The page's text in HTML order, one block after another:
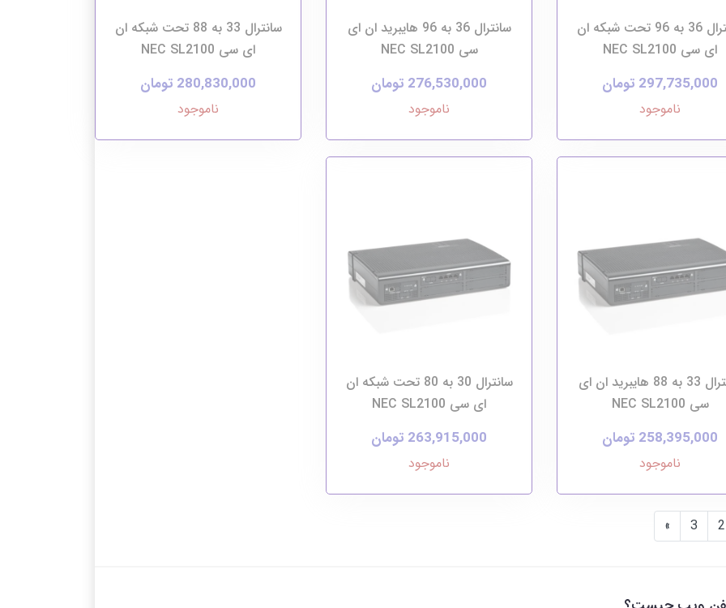
سانترال 36 به 96 تحت شبکه ان
ای سی NEC SL2100
297,735,000 تومان
ناموجود
سانترال 36 به 96 هایبرید ان ای
سی NEC SL2100
276,530,000 تومان
ناموجود
سانترال 33 به 88 تحت شبکه ان
ای سی NEC SL2100
280,830,000 تومان
ناموجود
سانترال 33 به 88 هایبرید ان ای
سی NEC SL2100
258,395,000 تومان
ناموجود
سانترال 30 به 80 تحت شبکه ان
ای سی NEC SL2100
263,915,000 تومان
ناموجود
2
3
»